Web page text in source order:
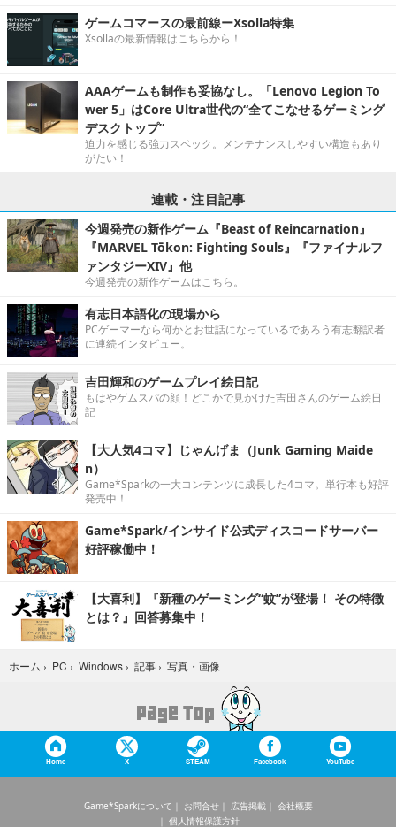
ゲームコマースの最前線ーXsolla特集
Xsollaの最新情報はこちらから！
AAAゲームも制作も妥協なし。「Lenovo Legion To
wer 5」はCore Ultra世代の“全てこなせるゲーミング
デスクトップ”
迫力を感じる強力スペック。メンテナンスしやすい構造もあり
がたい！
連載・注目記事
今週発売の新作ゲーム『Beast of Reincarnation』
『MARVEL Tōkon: Fighting Souls』『ファイナルフ
ァンタジーXIV』他
今週発売の新作ゲームはこちら。
有志日本語化の現場から
PCゲーマーなら何かとお世話になっているであろう有志翻訳者
に連続インタビュー。
吉田輝和のゲームプレイ絵日記
もはやゲムスパの顔！どこかで見かけた吉田さんのゲーム絵日
記
【大人気4コマ】じゃんげま（Junk Gaming Maide
n）
Game*Sparkの一大コンテンツに成長した4コマ。単行本も好評
発売中！
Game*Spark/インサイド公式ディスコードサーバー
好評稼働中！
【大喜利】『新種のゲーミング“蚊”が登場！ その特徴
とは？』回答募集中！
ホーム › PC › Windows › 記事 › 写真・画像
Home X STEAM Facebook YouTube
Game*Sparkについて お問合せ 広告掲載
会社概要
個人情報保護方針